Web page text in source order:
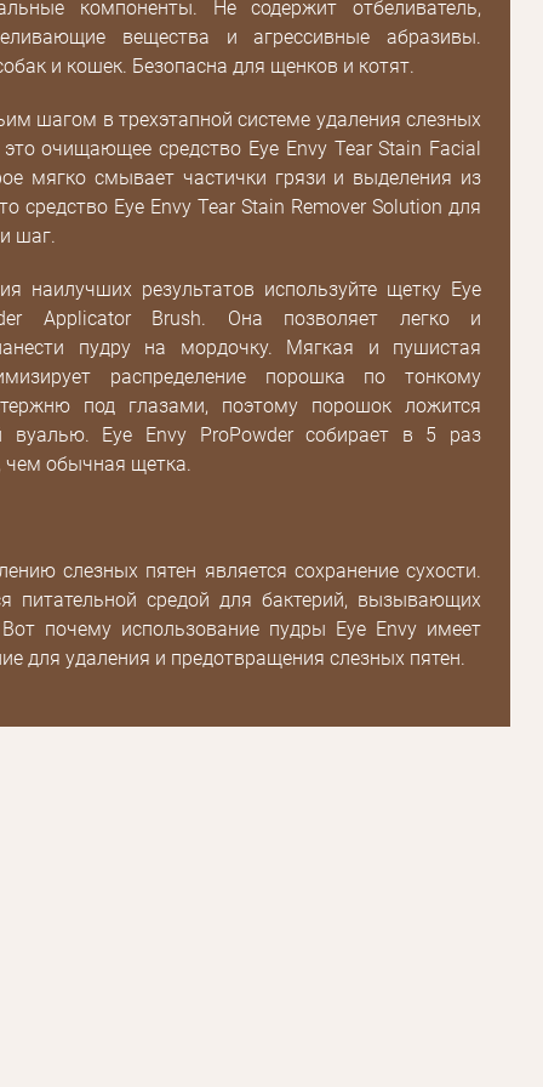
компоненты. Не содержит отбеливатель,
вещества и агрессивные абразивы.
и кошек. Безопасна для щенков и котят.
шагом в трехэтапной системе удаления слезных
очищающее средство Eye Envy Tear Stain Facial
мягко смывает частички грязи и выделения из
средство Eye Envy Tear Stain Remover Solution для
шаг.
наилучших результатов используйте щетку Eye
Applicator Brush. Она позволяет легко и
пудру на мордочку. Мягкая и пушистая
распределение порошка по тонкому
под глазами, поэтому порошок ложится
вуалью. Eye Envy ProPowder собирает в 5 раз
обычная щетка.
слезных пятен является сохранение сухости.
питательной средой для бактерий, вызывающих
почему использование пудры Eye Envy имеет
для удаления и предотвращения слезных пятен.
Зарегистрироваться